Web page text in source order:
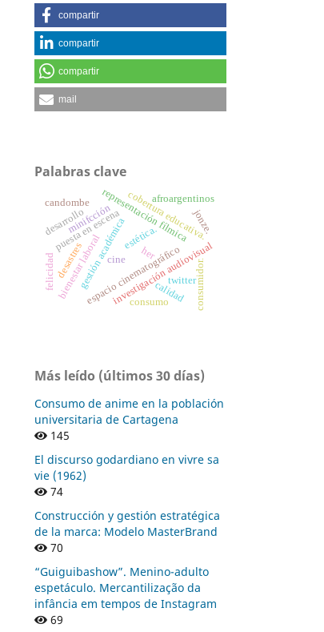
compartir
compartir
compartir
mail
Palabras clave
cine
gestión académica
espacio cinematográfico
representación fílmica
estética.
investigación audiovisual
cobertura educativa.
calidad
puesta en escena
bienestar laboral
minifcción
desarrollo
candombe
consumidor.
felicidad
afroargentinos
her
consumo
jonze.
twitter
desastres
Más leído (últimos 30 días)
Consumo de anime en la población
universitaria de Cartagena
145
El discurso godardiano en vivre sa
vie (1962)
74
Construcción y gestión estratégica
de la marca: Modelo MasterBrand
70
“Guiguibashow”. Menino-adulto
espetáculo. Mercantilização da
infância em tempos de Instagram
69